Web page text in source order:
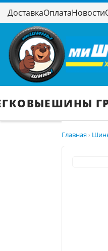
ДоставкаОплатаНовости
ШИНЫ
Главная ›